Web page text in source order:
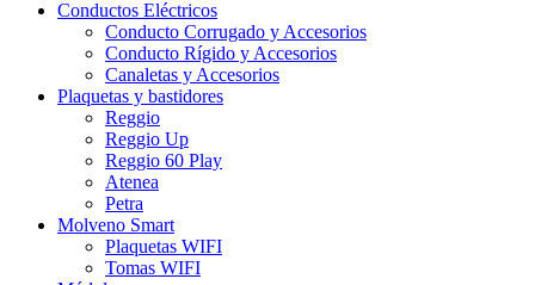
Conductos Eléctricos
Conducto Corrugado y Accesorios
Conducto Rígido y Accesorios
Canaletas y Accesorios
Plaquetas y bastidores
Reggio
Reggio Up
Reggio 60 Play
Atenea
Petra
Molveno Smart
Plaquetas WIFI
Tomas WIFI